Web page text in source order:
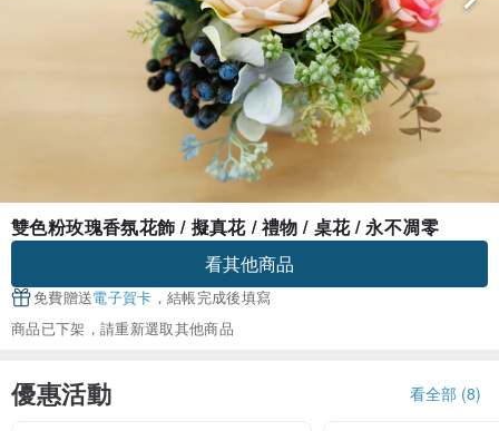
雙色粉玫瑰香氛花飾 / 擬真花 / 禮物 / 桌花 / 永不凋零
看其他商品
免費贈送電子賀卡 ，結帳完成後填寫
商品已下架，請重新選取其他商品
優惠活動 看全部 (8)